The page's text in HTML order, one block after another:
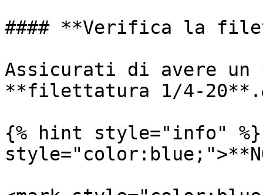
#### **Verifica la
Assicurati di avere un
**filettatura 1/4-
{% hint style="info" %}